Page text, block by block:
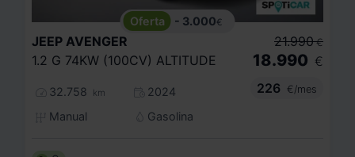
- 3.000€
JEEP AVENGER
1.2 G 74KW (100CV) ALTITUDE
32.758 km
2024
Manual
Gasolina
21.990 €
18.990 €
226
€/mes